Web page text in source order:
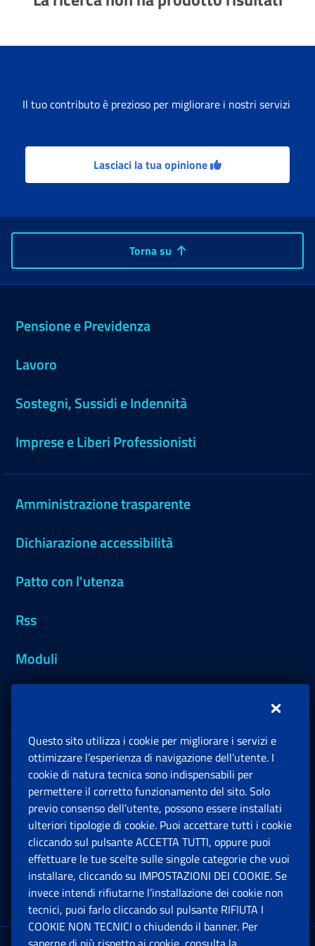
Il tuo contributo è prezioso per migliorare i nostri servizi
Lasciaci la tua opinione
Torna su
Pensione e Previdenza
Lavoro
Sostegni, Sussidi e Indennità
Imprese e Liberi Professionisti
Amministrazione trasparente
Dichiarazione accessibilità
Patto con l'utenza
Rss
Moduli
Sedi e Contatti
Software
Note Legali
App mobile
Questo sito utilizza i cookie per migliorare i servizi e
ottimizzare l’esperienza di navigazione dell’utente. I
cookie di natura tecnica sono indispensabili per
permettere il corretto funzionamento del sito. Solo
previo consenso dell’utente, possono essere installati
ulteriori tipologie di cookie. Puoi accettare tutti i cookie
cliccando sul pulsante ACCETTA TUTTI, oppure puoi
effettuare le tue scelte sulle singole categorie che vuoi
installare, cliccando su IMPOSTAZIONI DEI COOKIE. Se
invece intendi rifiutarne l’installazione dei cookie non
tecnici, puoi farlo cliccando sul pulsante RIFIUTA I
COOKIE NON TECNICI o chiudendo il banner. Per